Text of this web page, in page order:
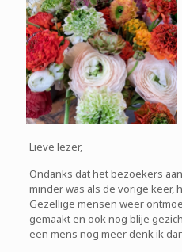
Lieve lezer,
Ondanks dat het bezoekers
minder was als de vorige keer,
Gezellige mensen weer
gemaakt en ook nog blije
een mens nog meer denk ik